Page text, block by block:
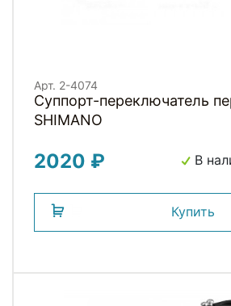
Арт. 2-4074
Суппорт-переключатель
SHIMANO
2020 ₽ В
Купить